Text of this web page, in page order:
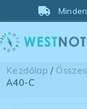
Kezdőlap /
A40-C